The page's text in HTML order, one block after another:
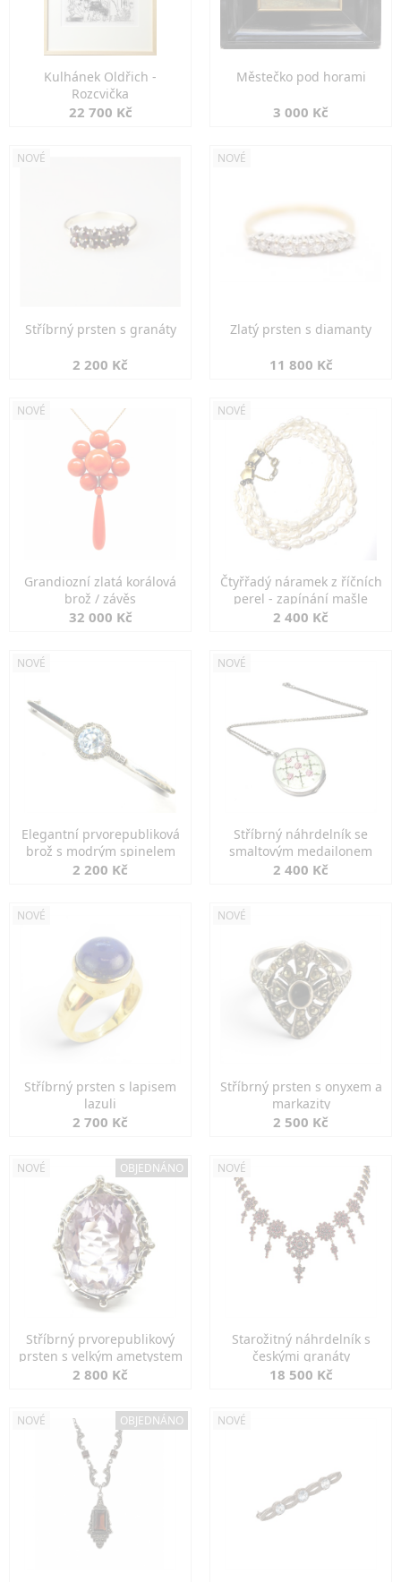
Kulhánek Oldřich -
Rozcvička
22 700 Kč
Městečko pod horami
3 000 Kč
NOVÉ
Stříbrný prsten s granáty
2 200 Kč
NOVÉ
Zlatý prsten s diamanty
11 800 Kč
NOVÉ
Grandiozní zlatá korálová
brož / závěs
32 000 Kč
NOVÉ
Čtyřřadý náramek z říčních
perel - zapínání mašle
2 400 Kč
NOVÉ
Elegantní prvorepubliková
brož s modrým spinelem
2 200 Kč
NOVÉ
Stříbrný náhrdelník se
smaltovým medailonem
2 400 Kč
NOVÉ
Stříbrný prsten s lapisem
lazuli
2 700 Kč
NOVÉ
Stříbrný prsten s onyxem a
markazity
2 500 Kč
NOVÉ OBJEDNÁNO
Stříbrný prvorepublikový
prsten s velkým ametystem
2 800 Kč
NOVÉ
Starožitný náhrdelník s
českými granáty
18 500 Kč
NOVÉ OBJEDNÁNO NOVÉ